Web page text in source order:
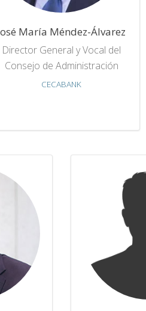
María Méndez-Álvarez
Director General y Vocal del
Consejo de Administración
CECABANK